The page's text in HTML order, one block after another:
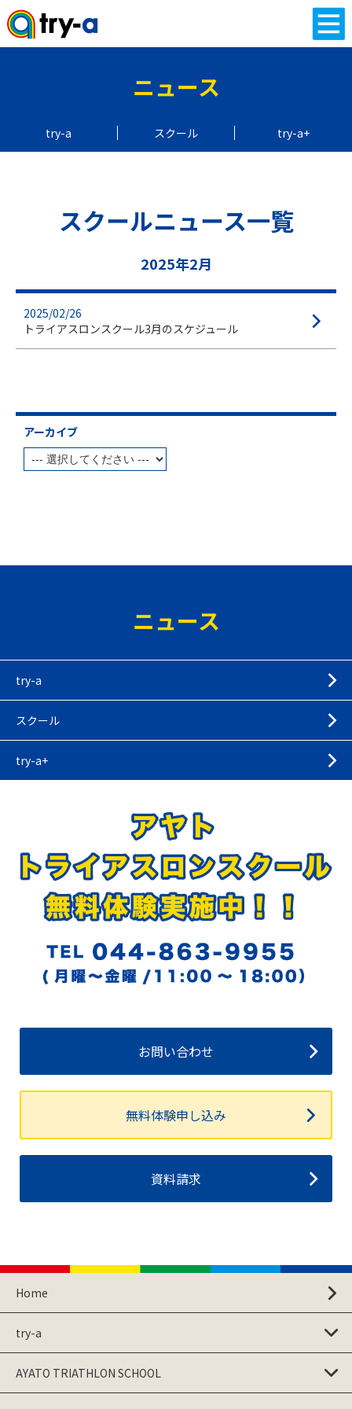
ニュース
try-a スクール try-a+
スクールニュース一覧
2025年2月
2025/02/26
トライアスロンスクール3月のスケジュール
アーカイブ
ニュース
try-a
スクール
try-a+
お問い合わせ
無料体験申し込み
資料請求
Home
try-a
AYATO TRIATHLON SCHOOL